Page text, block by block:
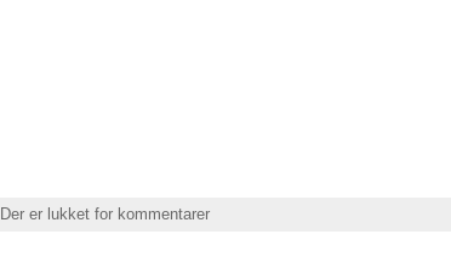
Der er lukket for kommentarer